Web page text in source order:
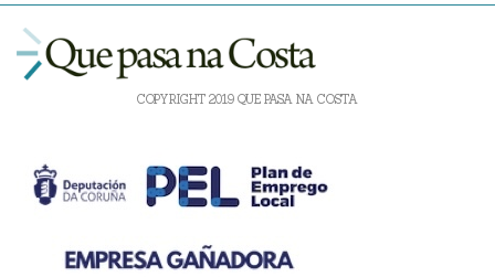
COPYRIGHT 2019 QUE PASA NA COSTA